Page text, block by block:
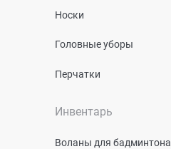
Носки
Головные уборы
Перчатки
Инвентарь
Воланы для бадминтона